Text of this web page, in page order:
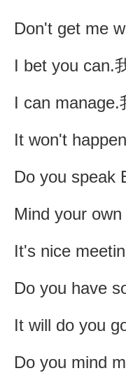
Don't get me
I bet you can.
I can manage.
It won't
Do you speak
Mind your own
It's nice
Do you have
It will do you
Do you mind